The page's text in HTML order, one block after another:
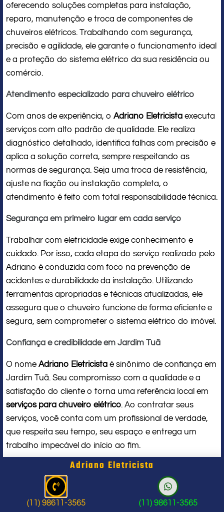
oferecendo soluções completas para instalação,
reparo, manutenção e troca de componentes de
chuveiros elétricos. Trabalhando com segurança,
precisão e agilidade, ele garante o funcionamento ideal
e a proteção do sistema elétrico da sua residência ou
comércio.
Atendimento especializado para chuveiro elétrico
Com anos de experiência, o Adriano Eletricista executa
serviços com alto padrão de qualidade. Ele realiza
diagnóstico detalhado, identifica falhas com precisão e
aplica a solução correta, sempre respeitando as
normas de segurança. Seja uma troca de resistência,
ajuste na fiação ou instalação completa, o
atendimento é feito com total responsabilidade técnica.
Segurança em primeiro lugar em cada serviço
Trabalhar com eletricidade exige conhecimento e
cuidado. Por isso, cada etapa do serviço realizado pelo
Adriano é conduzida com foco na prevenção de
acidentes e durabilidade da instalação. Utilizando
ferramentas apropriadas e técnicas atualizadas, ele
assegura que o chuveiro funcione de forma eficiente e
segura, sem comprometer o sistema elétrico do imóvel.
Confiança e credibilidade em Jardim Tuã
O nome Adriano Eletricista é sinônimo de confiança em
Jardim Tuã. Seu compromisso com a qualidade e a
satisfação do cliente o torna uma referência local em
serviços para chuveiro elétrico. Ao contratar seus
serviços, você conta com um profissional de verdade,
que respeita seu tempo, seu espaço e entrega um
trabalho impecável do início ao fim.
Problema com chuveiro: sinais que
indicam a hora de chamar um
profissional
Adriano Eletricista
(11) 98611-3565 (11) 98611-3565